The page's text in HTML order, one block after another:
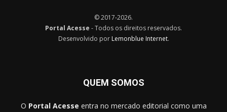
© 2017-2026.
Portal Acesse - Todos os direitos reservados.
Desenvolvido por Lemonblue Internet.
QUEM SOMOS
O Portal Acesse entra no mercado editorial como uma